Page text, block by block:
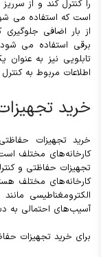
را کنترل کند و از
است که استفاده می
از بار اضافی
برقی استفاده می
تابلویی نیز به
اطلاعات مربوط به
خرید
خرید تجهیزات
کارخانه‌های مختلف
تجهیزات حفاظتی و
کارخانه‌های مختلف
الکترومغناطیسی
آسیب‌های احتمالی به
برای خرید تجهیزات